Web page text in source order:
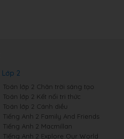
Lớp 2
Toán lớp 2 Chân trời sáng tạo
Toán lớp 2 Kết nối tri thức
Toán lớp 2 Cánh diều
Tiếng Anh 2 Family And Friends
Tiếng Anh 2 Macmillan
Tiếng Anh 2 Explore Our World